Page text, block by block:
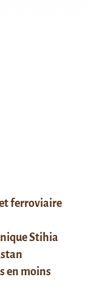
ferroviaire
Stihia
en moins